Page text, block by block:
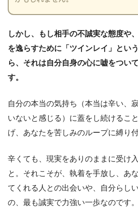
しかし、もし相手の不誠実な態度や
を逸らすために「ツインレイ」とい
ら、それは自分自身の心に嘘をつい
す。
自分の本当の気持ち（本当は辛い、
いないと感じる）に蓋をし続けるこ
げ、あなたを苦しみのループに縛り
辛くても、現実をありのままに受け
と。それこそが、執着を手放し、あ
てくれる人との出会いや、自分らし
の、最も誠実で力強い一歩なのです。